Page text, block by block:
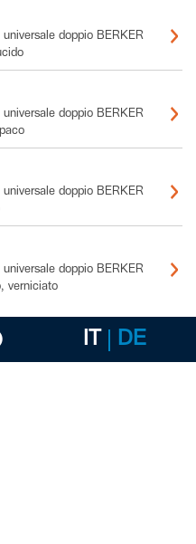
doppio BERKER
doppio BERKER
doppio BERKER
doppio BERKER
verniciato
IT DE